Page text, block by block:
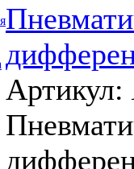
Артикул: